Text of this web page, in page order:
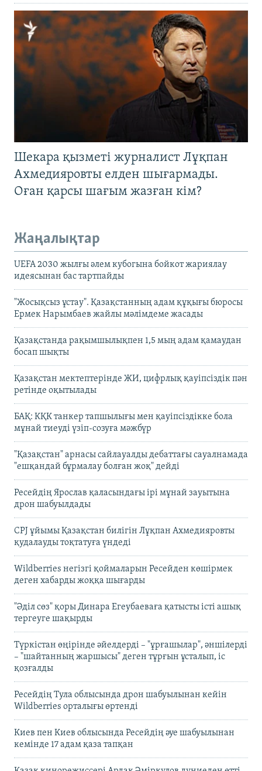
Шекара қызметі журналист Лұқпан
Ахмедияровты елден шығармады.
Оған қарсы шағым жазған кім?
Жаңалықтар
UEFA 2030 жылғы әлем кубогына бойкот жариялау
идеясынан бас тартпайды
"Жосықсыз ұстау". Қазақстанның адам құқығы бюросы
Ермек Нарымбаев жайлы мәлімдеме жасады
Қазақстанда рақымшылықпен 1,5 мың адам қамаудан
босап шықты
Қазақстан мектептерінде ЖИ, цифрлық қауіпсіздік пән
ретінде оқытылады
БАҚ: КҚК танкер тапшылығы мен қауіпсіздікке бола
мұнай тиеуді үзіп-созуға мәжбүр
"Қазақстан" арнасы сайлауалды дебаттағы сауалнамада
"ешқандай бұрмалау болған жоқ" дейді
Ресейдің Ярослав қаласындағы ірі мұнай зауытына
дрон шабуылдады
CPJ ұйымы Қазақстан билігін Лұқпан Ахмедияровты
қудалауды тоқтатуға үндеді
Wildberries негізгі қоймаларын Ресейден көшірмек
деген хабарды жоққа шығарды
"Әділ сөз" қоры Динара Егеубаеваға қатысты істі ашық
тергеуге шақырды
Түркістан өңірінде әйелдерді – "ұрғашылар", әншілерді
– "шайтанның жаршысы" деген тұрғын ұсталып, іс
қозғалды
Ресейдің Тула облысында дрон шабуылынан кейін
Wildberries орталығы өртенді
Киев пен Киев облысында Ресейдің әуе шабуылынан
кемінде 17 адам қаза тапқан